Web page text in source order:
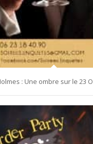
: Une ombre sur le 23